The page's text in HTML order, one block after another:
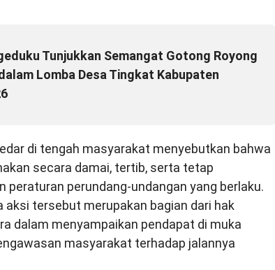
Tunjukkan Semangat Gotong Royong
Lomba Desa Tingkat Kabupaten
di tengah masyarakat menyebutkan bahwa
secara damai, tertib, serta tetap
peraturan perundang-undangan yang berlaku.
aksi tersebut merupakan bagian dari hak
dalam menyampaikan pendapat di muka
masyarakat terhadap jalannya